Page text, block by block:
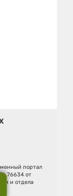
портал
- 76634 от
и отдела